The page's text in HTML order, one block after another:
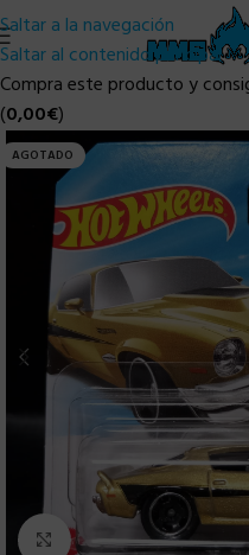
Saltar a la navegación
Saltar al contenido principal
Compra este producto y
(0,00€)
AGOTADO
Clic para ampliar